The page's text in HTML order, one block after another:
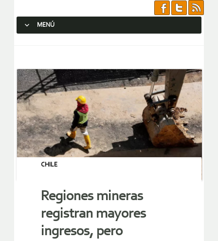
MENÚ
CHILE
Regiones mineras
registran mayores
ingresos, pero